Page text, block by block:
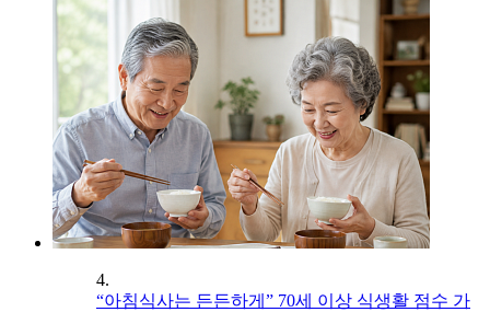
4.
“아침식사는 든든하게” 70세 이상 식생활 점수 가